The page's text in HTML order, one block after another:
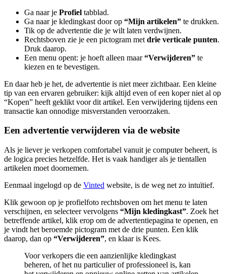
Ga naar je Profiel tabblad.
Ga naar je kledingkast door op “Mijn artikelen” te drukken.
Tik op de advertentie die je wilt laten verdwijnen.
Rechtsboven zie je een pictogram met drie verticale punten.
Druk daarop.
Een menu opent: je hoeft alleen maar“Verwijderen” te
kiezen en te bevestigen.
En daar heb je het, de advertentie is niet meer zichtbaar. Een kleine
tip van een ervaren gebruiker: kijk altijd even of een koper niet al op
“Kopen” heeft geklikt voor dit artikel. Een verwijdering tijdens een
transactie kan onnodige misverstanden veroorzaken.
Een advertentie verwijderen via de website
Als je liever je verkopen comfortabel vanuit je computer beheert, is
de logica precies hetzelfde. Het is vaak handiger als je tientallen
artikelen moet doornemen.
Eenmaal ingelogd op de Vinted website, is de weg net zo intuïtief.
Klik gewoon op je profielfoto rechtsboven om het menu te laten
verschijnen, en selecteer vervolgens “Mijn kledingkast”. Zoek het
betreffende artikel, klik erop om de advertentiepagina te openen, en
je vindt het beroemde pictogram met de drie punten. Een klik
daarop, dan op “Verwijderen”, en klaar is Kees.
Voor verkopers die een aanzienlijke kledingkast
beheren, of het nu particulier of professioneel is, kan